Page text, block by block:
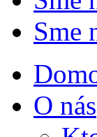
Sme
O nás